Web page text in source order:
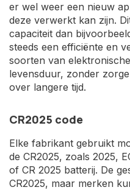
er wel weer een nieuw
deze verwerkt kan zijn.
capaciteit dan
steeds een efficiënte en
soorten van
levensduur, zonder
over langere tijd.
CR2025 code
Elke fabrikant gebruikt
de CR2025, zoals 2025,
of CR 2025 batterij. De
CR2025, maar merken